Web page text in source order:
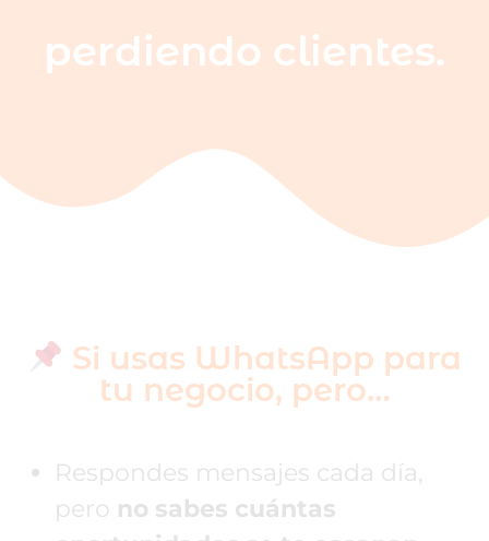
perdiendo clientes.
Si usas WhatsApp para
tu negocio, pero…
Respondes mensajes cada día,
pero no sabes cuántas